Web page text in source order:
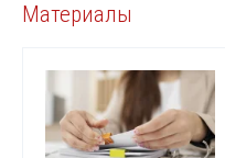
Материалы